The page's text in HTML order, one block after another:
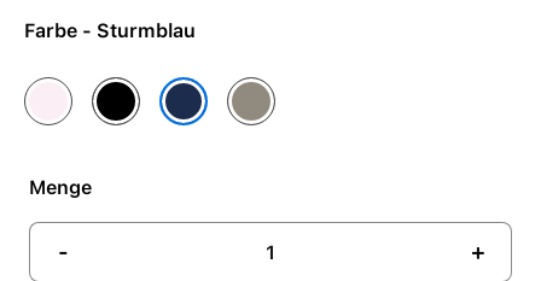
Farbe - Sturmblau
HellrosaSchwarzSturmblauTonbraun
Menge
- +